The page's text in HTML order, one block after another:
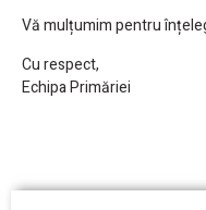
Vă mulțumim pentru
Cu respect,
Echipa Primăriei